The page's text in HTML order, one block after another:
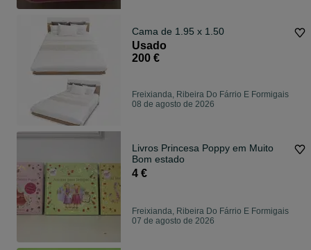
Cama de 1.95 x 1.50
Usado
200 €
Freixianda, Ribeira Do Fárrio E Formigais
08 de agosto de 2026
Livros Princesa Poppy em Muito
Bom estado
4 €
Freixianda, Ribeira Do Fárrio E Formigais
07 de agosto de 2026